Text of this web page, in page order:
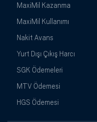
MaxiMil Kazanma
MaxiMil Kullanımı
Nakit Avans
Yurt Dışı Çıkış Harcı
SGK Ödemeleri
MTV Ödemesi
HGS Ödemesi